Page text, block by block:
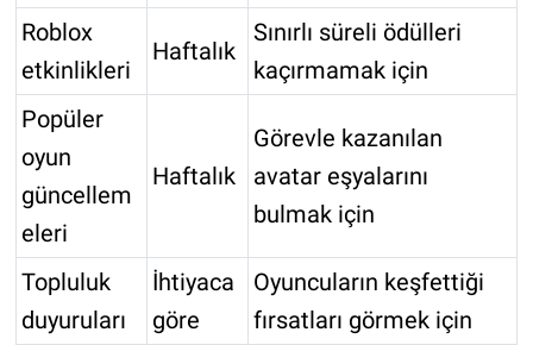
Roblox
etkinlikleri
Haftalık
Sınırlı süreli ödülleri
kaçırmamak için
Popüler
oyun
güncellem
eleri
Haftalık
Görevle kazanılan
avatar eşyalarını
bulmak için
Topluluk
duyuruları
İhtiyaca
göre
Oyuncuların keşfettiği
fırsatları görmek için